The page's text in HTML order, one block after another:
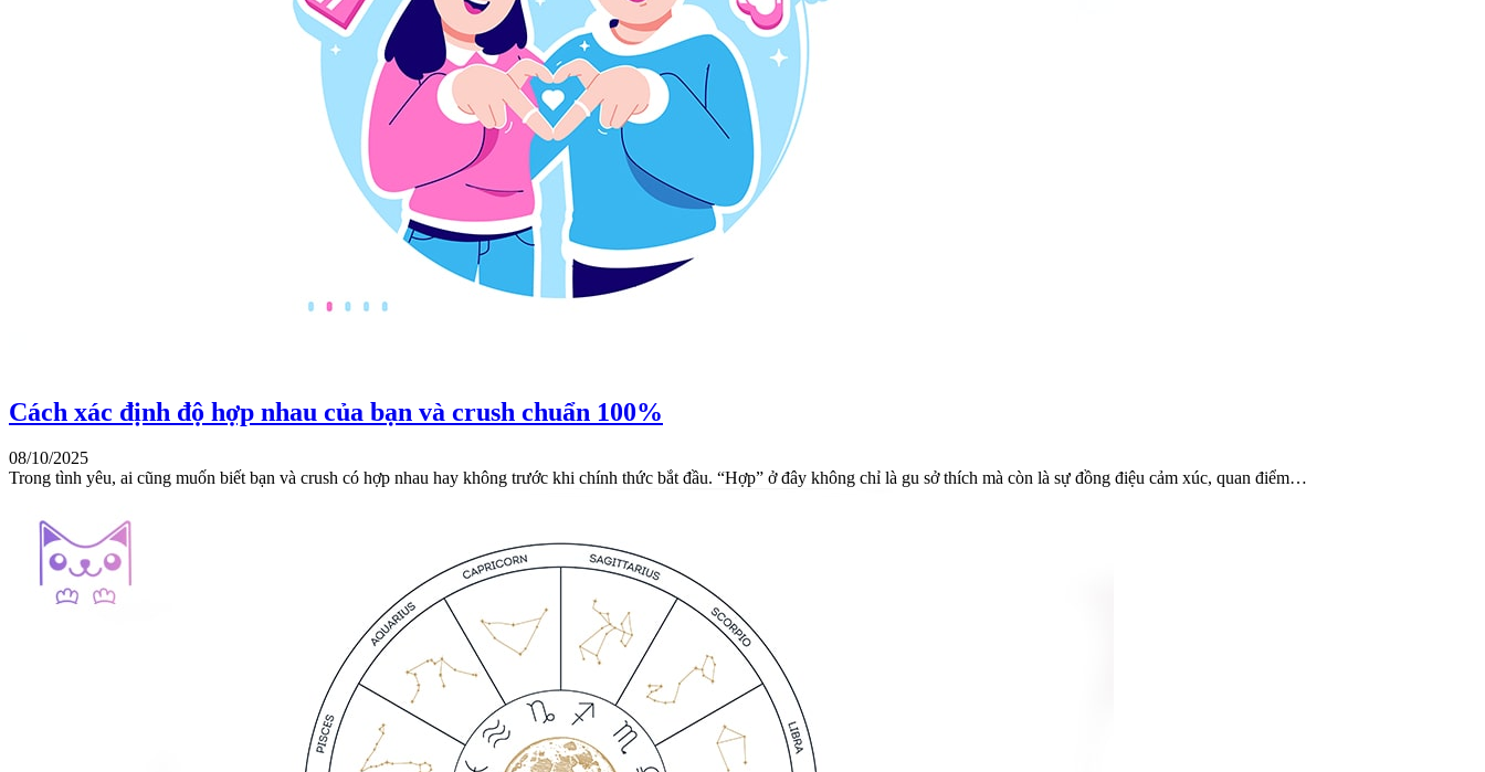
Cách xác định độ hợp nhau của bạn và crush chuẩn 100%
08/10/2025
Trong tình yêu, ai cũng muốn biết bạn và crush có hợp nhau hay không trước khi chính thức bắt đầu. “Hợp” ở đây không chỉ là gu sở thích mà còn là sự đồng điệu cảm xúc, quan điểm…